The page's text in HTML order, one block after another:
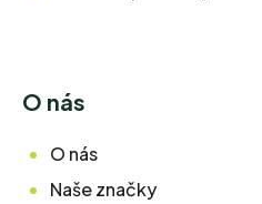
O nás
O nás
Naše značky